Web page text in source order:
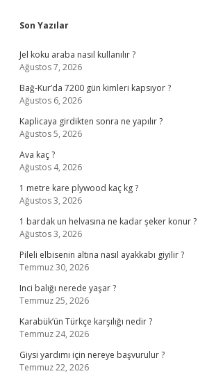
Sidebar
Son Yazılar
Jel koku araba nasıl kullanılır ?
Ağustos 7, 2026
Bağ-Kur’da 7200 gün kimleri kapsıyor ?
Ağustos 6, 2026
Kaplicaya girdikten sonra ne yapılır ?
Ağustos 5, 2026
Ava kaç ?
Ağustos 4, 2026
1 metre kare plywood kaç kg ?
Ağustos 3, 2026
1 bardak un helvasına ne kadar şeker konur ?
Ağustos 3, 2026
Pileli elbisenin altına nasıl ayakkabı giyilir ?
Temmuz 30, 2026
Inci balığı nerede yaşar ?
Temmuz 25, 2026
Karabük’ün Türkçe karşılığı nedir ?
Temmuz 24, 2026
Giysi yardımı için nereye başvurulur ?
Temmuz 22, 2026